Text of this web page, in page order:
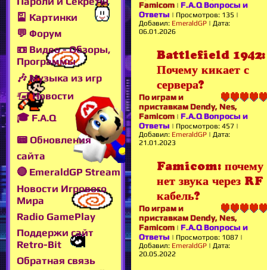
🎴 Картинки
💬 Форум
📼 Видео - Обзоры,
Программы
🎶 Музыка из игр
🖅 Новости
🎓 F.A.Q
📟 Обновления
сайта
🔴 EmeraldGP Stream
Новости Игрового
Мира
Radio GamePlay
Поддержи сайт
Retro-Bit
Обратная связь
Famicom | F.A.Q Вопросы и
Ответы | Просмотров: 135 |
Добавил: EmeraldGP | Дата:
06.01.2026
Battlefield 1942:
Почему кикает с
сервера?
По играм и
приставкам Dendy, Nes,
Famicom | F.A.Q Вопросы и
Ответы | Просмотров: 457 |
Добавил: EmeraldGP | Дата:
21.01.2023
Famicom: почему
нет звука через RF
кабель?
По играм и
приставкам Dendy, Nes,
Famicom | F.A.Q Вопросы и
Ответы | Просмотров: 1087 |
Добавил: EmeraldGP | Дата:
20.05.2022